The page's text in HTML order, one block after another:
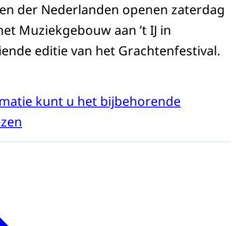
der Nederlanden openen zaterdag
Muziekgebouw aan ’t IJ in
editie van het Grachtenfestival.
kunt u het bijbehorende